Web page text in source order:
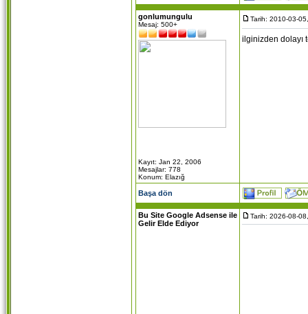
gonlumungulu
Mesaj: 500+
Kayıt: Jan 22, 2006
Mesajlar: 778
Konum: Elazığ
Tarih: 2010-03-
ilginizden dolayı
Başa dön
Bu Site Google Adsense ile
Gelir Elde Ediyor
Tarih: 2026-08-